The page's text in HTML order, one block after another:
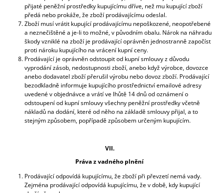
přijaté peněžní prostředky kupujícímu dříve, než mu kupující zboží
předá nebo prokáže, že zboží prodávajícímu odeslal.
Zboží musí vrátit kupující prodávajícímu nepoškozené, neopotřebené
a neznečištěné a je-li to možné, v původním obalu. Nárok na náhradu
škody vzniklé na zboží je prodávající oprávněn jednostranně započíst
proti nároku kupujícího na vrácení kupní ceny.
Prodávající je oprávněn odstoupit od kupní smlouvy z důvodu
vyprodání zásob, nedostupnosti zboží, anebo když výrobce, dovozce
anebo dodavatel zboží přerušil výrobu nebo dovoz zboží. Prodávající
bezodkladně informuje kupujícího prostřednictví emailové adresy
uvedené v objednávce a vrátí ve lhůtě 14 dnů od oznámení o
odstoupení od kupní smlouvy všechny peněžní prostředky včetně
nákladů na dodání, které od něho na základě smlouvy přijal, a to
stejným způsobem, popřípadě způsobem určeným kupujícím.
VII.
Práva z vadného plnění
Prodávající odpovídá kupujícímu, že zboží při převzetí nemá vady.
Zejména prodávající odpovídá kupujícímu, že v době, kdy kupující